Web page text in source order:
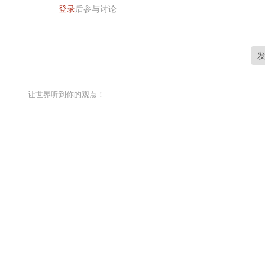
登录后参与讨论
让世界听到你的观点！